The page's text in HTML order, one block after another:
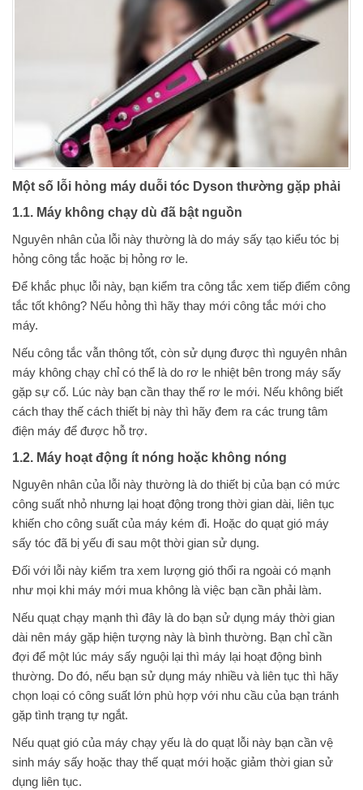
Một số lỗi hỏng máy duỗi tóc Dyson thường gặp phải
1.1. Máy không chạy dù đã bật nguồn
Nguyên nhân của lỗi này thường là do máy sấy tạo kiểu tóc bị
hỏng công tắc hoặc bị hỏng rơ le.
Để khắc phục lỗi này, bạn kiểm tra công tắc xem tiếp điểm công
tắc tốt không? Nếu hỏng thì hãy thay mới công tắc mới cho
máy.
Nếu công tắc vẫn thông tốt, còn sử dụng được thì nguyên nhân
máy không chạy chỉ có thể là do rơ le nhiệt bên trong máy sấy
gặp sự cố. Lúc này bạn cần thay thế rơ le mới. Nếu không biết
cách thay thế cách thiết bị này thì hãy đem ra các trung tâm
điện máy để được hỗ trợ.
1.2. Máy hoạt động ít nóng hoặc không nóng
Nguyên nhân của lỗi này thường là do thiết bị của bạn có mức
công suất nhỏ nhưng lại hoạt động trong thời gian dài, liên tục
khiến cho công suất của máy kém đi. Hoặc do quạt gió máy
sấy tóc đã bị yếu đi sau một thời gian sử dụng.
Đối với lỗi này kiểm tra xem lượng gió thổi ra ngoài có mạnh
như mọi khi máy mới mua không là việc bạn cần phải làm.
Nếu quạt chạy mạnh thì đây là do bạn sử dụng máy thời gian
dài nên máy gặp hiện tượng này là bình thường. Bạn chỉ cần
đợi để một lúc máy sấy nguội lại thì máy lại hoạt động bình
thường. Do đó, nếu bạn sử dụng máy nhiều và liên tục thì hãy
chọn loại có công suất lớn phù hợp với nhu cầu của bạn tránh
gặp tình trạng tự ngắt.
Nếu quạt gió của máy chạy yếu là do quạt lỗi này bạn cần vệ
sinh máy sấy hoặc thay thế quạt mới hoặc giảm thời gian sử
dụng liên tục.